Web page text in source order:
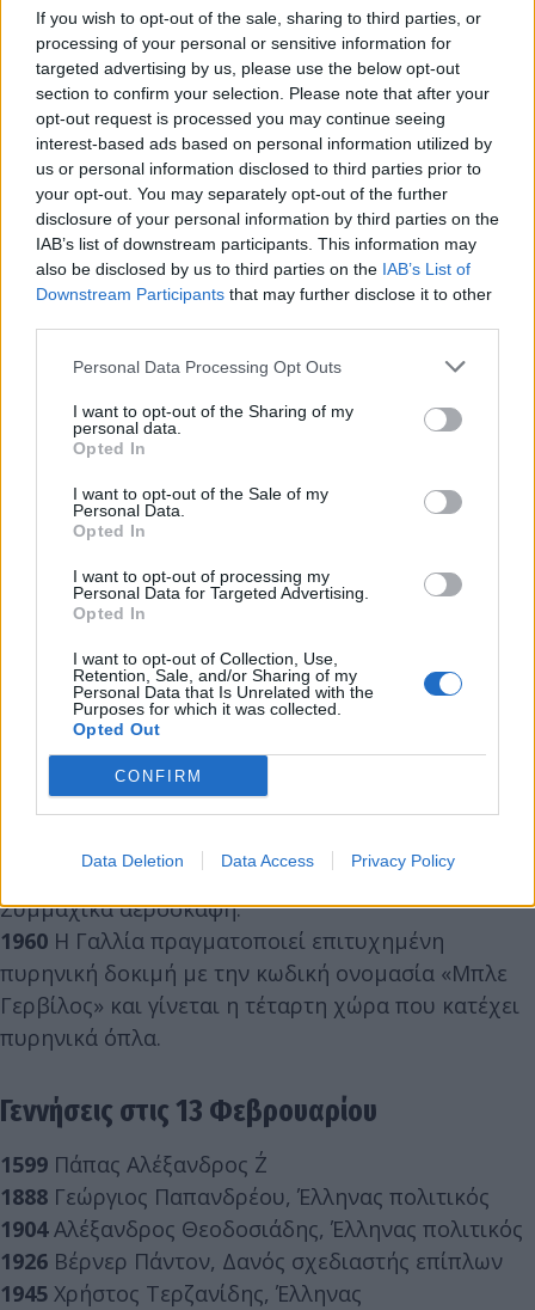
If you wish to opt-out of the sale, sharing to third parties, or
processing of your personal or sensitive information for
targeted advertising by us, please use the below opt-out
section to confirm your selection. Please note that after your
opt-out request is processed you may continue seeing
interest-based ads based on personal information utilized by
us or personal information disclosed to third parties prior to
your opt-out. You may separately opt-out of the further
disclosure of your personal information by third parties on the
IAB’s list of downstream participants. This information may
also be disclosed by us to third parties on the IAB’s List of
Downstream Participants that may further disclose it to other
Personal Data Processing Opt Outs
I want to opt-out of the Sharing of my
personal data.
Opted In
I want to opt-out of the Sale of my
Personal Data.
Opted In
I want to opt-out of processing my
Personal Data for Targeted Advertising.
Opted In
I want to opt-out of Collection, Use,
Retention, Sale, and/or Sharing of my
Personal Data that Is Unrelated with the
Purposes for which it was collected.
Opted Out
CONFIRM
Data Deletion Data Access Privacy Policy
ως η Παγκόσμια Ημέρα αφιερωμένη στη Heavy
Metal μουσική.
Σημαντικά γεγονότα που σημειώθηκαν σαν
σήμερα 13 Φεβρουαρίου
962Ο αυτοκράτορας Όθων Α΄ της Γερμανίας και ο
Πάπας Ιωάννης ΙΒ΄ συνυπογράφουν το Diploma
Ottonianum, αναγνωρίζοντας τον Ιωάννη ως
κυβερνήτη της Ρώμης.
Η Αικατερίνη Χάουαρντ, η πέμπτη σύζυγος
Ο Ερρίκος Γ΄ στέφεται βασιλιάς της Γαλλίας
στη Ρενς.
Ο Γαλιλαίος Γαλιλέι φτάνει στη Ρώμη για τη
δίκη του ενώπιον της Ιεράς Εξέτασης.
φεμινιστικής εφημερίδας La Citoyenne.
Ιδρύεται στη Νέα Υόρκη η Αμερικανική
Εταιρεία Συνθετών, Συγγραφέων και Εκδοτών
(ASCAP), με σκοπό να προστατεύσει τα πνευματικά
δικαιώματα των μελών της.
1931Το Νέο Δελχί γίνεται η πρωτεύουσα της
1937Δημοσιεύεται στα Νέα Γράμματα επιστολή
του Γιώργου Σεφέρη περί της δημοτικής γλώσσας.
Ξεκινά ο Βομβαρδισμός της Δρέσδης από
Συμμαχικά αεροσκάφη.
1960 Η Γαλλία πραγματοποιεί επιτυχημένη
πυρηνική δοκιμή με την κωδική ονομασία «Μπλε
Γερβίλος» και γίνεται η τέταρτη χώρα που κατέχει
πυρηνικά όπλα.
Γεννήσεις στις 13 Φεβρουαρίου
1599 Πάπας Αλέξανδρος Ζ΄
1888 Γεώργιος Παπανδρέου, Έλληνας πολιτικός
1904Αλέξανδρος Θεοδοσιάδης, Έλληνας πολιτικός
1926 Βέρνερ Πάντον, Δανός σχεδιαστής επίπλων
1945 Χρήστος Τερζανίδης, Έλληνας